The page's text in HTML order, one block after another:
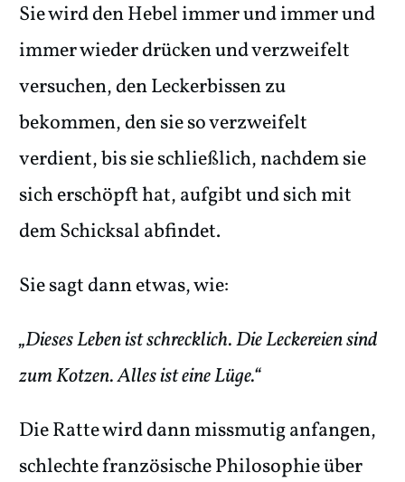
Sie wird den Hebel immer und immer und
immer wieder drücken und verzweifelt
versuchen, den Leckerbissen zu
bekommen, den sie so verzweifelt
verdient, bis sie schließlich, nachdem sie
sich erschöpft hat, aufgibt und sich mit
dem Schicksal abfindet.
Sie sagt dann etwas, wie:
„Dieses Leben ist schrecklich. Die Leckereien sind
zum Kotzen. Alles ist eine Lüge.“
Die Ratte wird dann missmutig anfangen,
schlechte französische Philosophie über